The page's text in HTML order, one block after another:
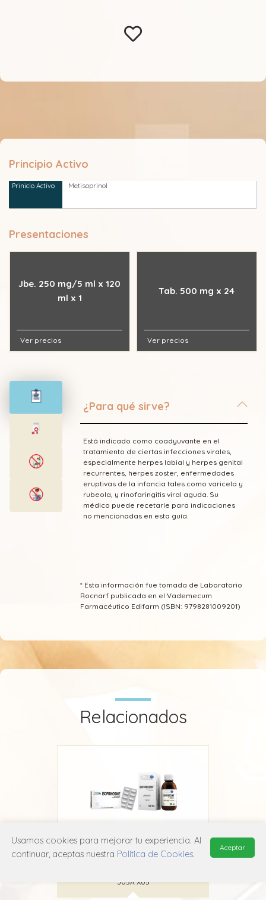
Principio Activo
Metisoprinol
Presentaciones
Jbe. 250 mg/5 ml x 120
ml x 1
Ver precios
Tab. 500 mg x 24
Ver precios
¿Para qué sirve?
Está indicado como coadyuvante en el
tratamiento de ciertas infecciones virales,
especialmente herpes labial y herpes genital
recurrentes, herpes zoster, enfermedades
eruptivas de la infancia tales como varicela y
rubeola, y rinofaringitis viral aguda. Su
médico puede recetarle para indicaciones
no mencionadas en esta guía.
* Esta información fue tomada de Laboratorio
Rocnarf publicada en el Vademecum
Farmacéutico Edifarm (ISBN: 9798281009201)
Relacionados
Isoprinosine
J05A X05
Usamos cookies para mejorar tu experiencia. Al
continuar, aceptas nuestra Política de Cookies.
Aceptar